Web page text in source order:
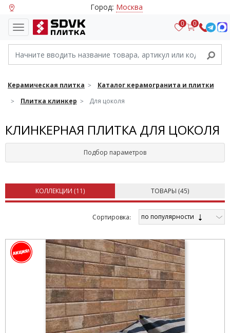
Город: Москва
0 0
Керамическая плитка
Каталог керамогранита и плитки
Плитка клинкер
Для цоколя
КЛИНКЕРНАЯ ПЛИТКА ДЛЯ ЦОКОЛЯ
Подбор параметров
КОЛЛЕКЦИИ (11) ТОВАРЫ (45)
Cортировка: по популярности